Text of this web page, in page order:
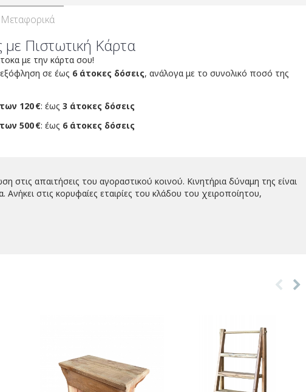
Μεταφορικά
με Πιστωτική Κάρτα
με την κάρτα σου!
σε έως 6 άτοκες δόσεις, ανάλογα με το συνολικό ποσό της
120 €: έως 3 άτοκες δόσεις
500 €: έως 6 άτοκες δόσεις
στις απαιτήσεις του αγοραστικού κοινού. Κινητήρια δύναμη της είναι
στις κορυφαίες εταιρίες του κλάδου του χειροποίητου,